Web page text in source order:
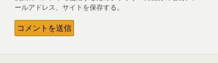
ールアドレス、サイトを保存する。